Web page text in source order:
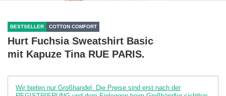
BESTSELLER COTTON COMFORT
Hurt Fuchsia Sweatshirt Basic
mit Kapuze Tina RUE PARIS.
Wir bieten nur Großhandel. Die Preise sind erst nach der